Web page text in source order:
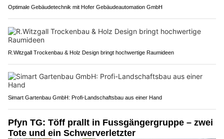
Optimale Gebäudetechnik mit Hofer Gebäudeautomation GmbH
R.Witzgall Trockenbau & Holz Design bringt hochwertige Raumideen
Simart Gartenbau GmbH: Profi-Landschaftsbau aus einer Hand
Pfyn TG: Töff prallt in Fussgängergruppe – zwei
Tote und ein Schwerverletzter